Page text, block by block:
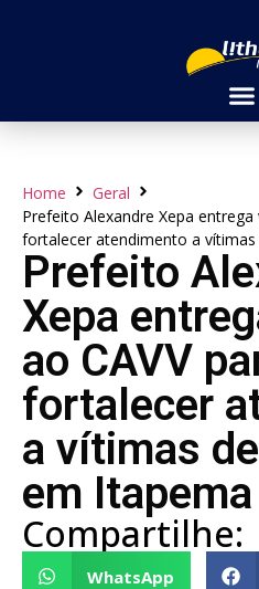
Home
Geral
Prefeito Alexandre Xepa entrega
fortalecer atendimento a
Prefeito
Xepa
ao CAVV
fortalecer
a vítimas
em Itapema
Compartilhe:
WhatsApp